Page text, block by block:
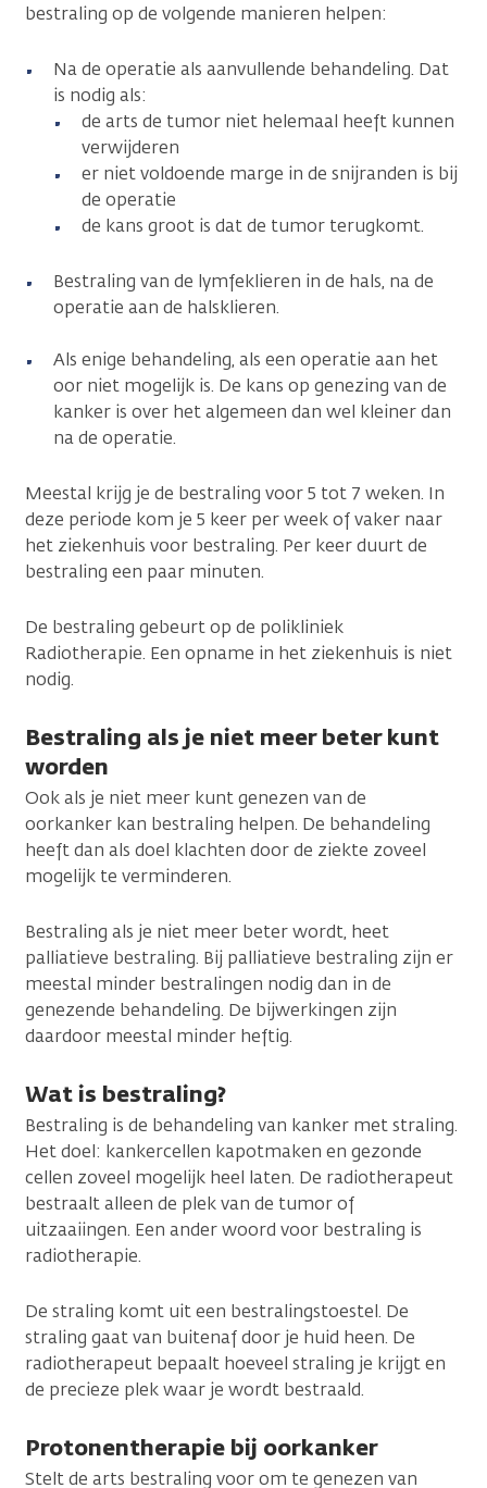
bestraling op de volgende manieren helpen:
Na de operatie als aanvullende behandeling. Dat
is nodig als:
de arts de tumor niet helemaal heeft kunnen
verwijderen
er niet voldoende marge in de snijranden is bij
de operatie
de kans groot is dat de tumor terugkomt.
Bestraling van de lymfeklieren in de hals, na de
operatie aan de halsklieren.
Als enige behandeling, als een operatie aan het
oor niet mogelijk is. De kans op genezing van de
kanker is over het algemeen dan wel kleiner dan
na de operatie.
Meestal krijg je de bestraling voor 5 tot 7 weken. In
deze periode kom je 5 keer per week of vaker naar
het ziekenhuis voor bestraling. Per keer duurt de
bestraling een paar minuten.
De bestraling gebeurt op de polikliniek
Radiotherapie. Een opname in het ziekenhuis is niet
nodig.
Bestraling als je niet meer beter kunt
worden
Ook als je niet meer kunt genezen van de
oorkanker kan bestraling helpen. De behandeling
heeft dan als doel klachten door de ziekte zoveel
mogelijk te verminderen.
Bestraling als je niet meer beter wordt, heet
palliatieve bestraling. Bij palliatieve bestraling zijn er
meestal minder bestralingen nodig dan in de
genezende behandeling. De bijwerkingen zijn
daardoor meestal minder heftig.
Wat is bestraling?
Bestraling is de behandeling van kanker met straling.
Het doel: kankercellen kapotmaken en gezonde
cellen zoveel mogelijk heel laten. De radiotherapeut
bestraalt alleen de plek van de tumor of
uitzaaiingen. Een ander woord voor bestraling is
radiotherapie.
De straling komt uit een bestralingstoestel. De
straling gaat van buitenaf door je huid heen. De
radiotherapeut bepaalt hoeveel straling je krijgt en
de precieze plek waar je wordt bestraald.
Protonentherapie bij oorkanker
Stelt de arts bestraling voor om te genezen van